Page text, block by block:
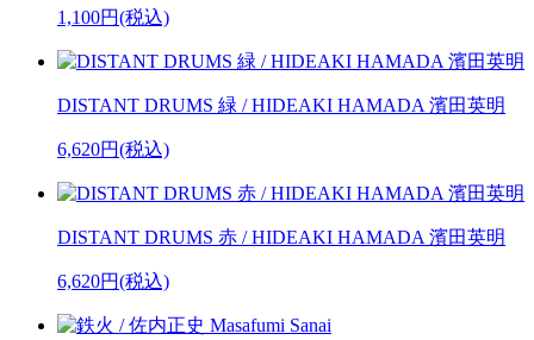
1,100円(税込)
DISTANT DRUMS 緑 / HIDEAKI HAMADA 濱田英明
6,620円(税込)
DISTANT DRUMS 赤 / HIDEAKI HAMADA 濱田英明
6,620円(税込)